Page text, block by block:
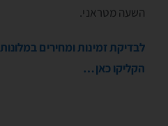
השעה מטראני.
לבדיקת זמינות ומחירים
הקליקו כאן…